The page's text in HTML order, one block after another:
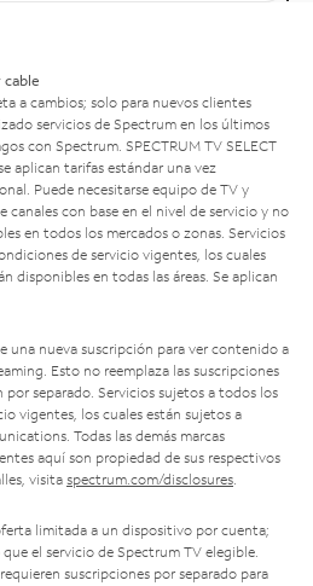
a cambios; solo para nuevos clientes
servicios de Spectrum en los últimos
con Spectrum. SPECTRUM TV SELECT
aplican tarifas estándar una vez
Puede necesitarse equipo de TV y
con base en el nivel de servicio y no
en todos los mercados o zonas. Servicios
de servicio vigentes, los cuales
disponibles en todas las áreas. Se aplican
una nueva suscripción para ver contenido a
Esto no reemplaza las suscripciones
por separado. Servicios sujetos a todos los
vigentes, los cuales están sujetos a
Todas las demás marcas
aquí son propiedad de sus respectivos
visita spectrum.com/disclosures.
limitada a un dispositivo por cuenta;
el servicio de Spectrum TV elegible.
suscripciones por separado para